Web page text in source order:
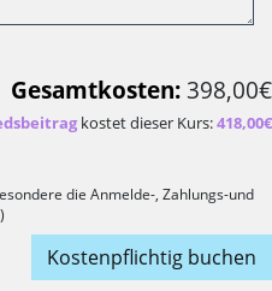
Gesamtkosten:398,00€
kostet dieser Kurs:418,00€
die Anmelde-, Zahlungs-und
Kostenpflichtig buchen